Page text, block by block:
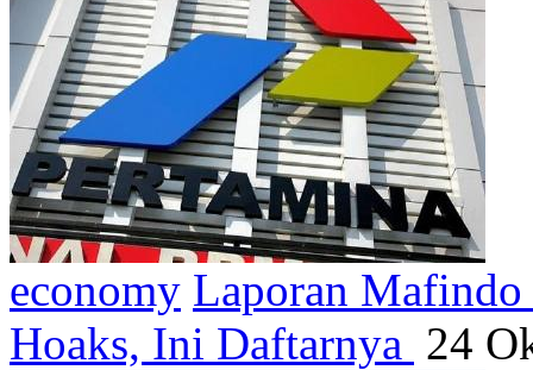
economy Laporan Mafindo
Hoaks, Ini Daftarnya 24